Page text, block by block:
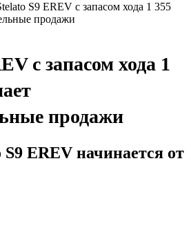
S9 EREV с запасом хода 1 355
продажи
с запасом хода 1
продажи
EREV начинается от